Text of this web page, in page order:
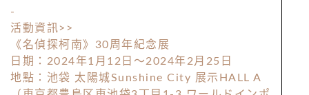
-
活動資訊>>
《名偵探柯南》30周年紀念展
日期：2024年1月12日～2024年2月25日
地點：池袋 太陽城Sunshine City 展示HALL A